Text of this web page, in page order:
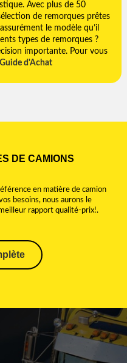
Avec plus de 50
de remorques prêtes
le modèle qu’il
types de remorques ?
importante. Pour vous
Guide d'Achat
DE CAMIONS
en matière de camion
besoins, nous aurons le
rapport qualité-prix!.
DELOUPE